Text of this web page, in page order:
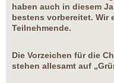
haben auch in diesem
bestens vorbereitet. Wir
Teilnehmende.
Die Vorzeichen für die
stehen allesamt auf